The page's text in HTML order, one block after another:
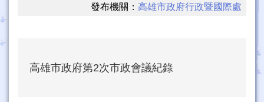
發布機關：高雄市政府行政暨國際處
高雄市政府第2次市政會議紀錄